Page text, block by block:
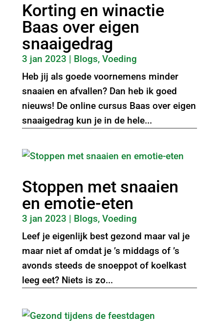
Korting en winactie
Baas over eigen
snaaigedrag
3 jan 2023 | Blogs, Voeding
Heb jij als goede voornemens minder
snaaien en afvallen? Dan heb ik goed
nieuws! De online cursus Baas over eigen
snaaigedrag kun je in de hele...
Stoppen met snaaien
en emotie-eten
3 jan 2023 | Blogs, Voeding
Leef je eigenlijk best gezond maar val je
maar niet af omdat je ’s middags of ’s
avonds steeds de snoeppot of koelkast
leeg eet? Niets is zo...